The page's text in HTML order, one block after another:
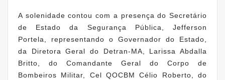
A solenidade contou com a presença do Secretário
de Estado da Segurança Pública, Jefferson
Portela, representando o Governador do Estado,
da Diretora Geral do Detran-MA, Larissa Abdalla
Britto, do Comandante Geral do Corpo de
Bombeiros Militar, Cel QOCBM Célio Roberto, do